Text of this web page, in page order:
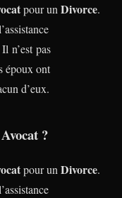
pour unDivorce.
n’est pas
époux ont
d’eux.
?
pour un Divorce.